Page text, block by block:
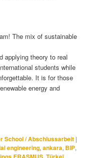
The mix of sustainable
applying theory to real
students while
It is for those
energy and
School / Abschlussarbeit |
engineering,ankara, BIP,
, ,